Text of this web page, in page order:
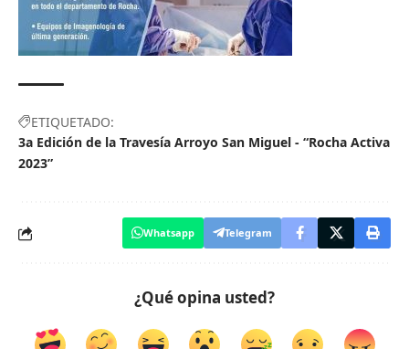
ETIQUETADO:
3a Edición de la Travesía Arroyo San Miguel - “Rocha Activa
2023”
Whatsapp Telegram
¿Qué opina usted?